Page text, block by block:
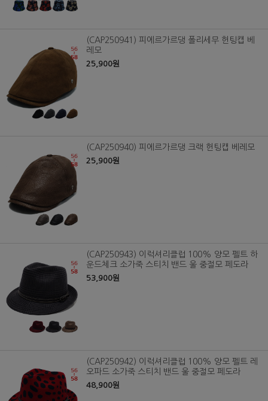
(CAP250941) 피에르가르댕 폴리세무 헌팅캡 베
레모
25,900원
(CAP250940) 피에르가르댕 크랙 헌팅캡 베레모
25,900원
(CAP250943) 이럭셔리클럽 100% 양모 펠트 하
운드체크 소가죽 스티치 밴드 울 중절모 페도라
53,900원
(CAP250942) 이럭셔리클럽 100% 양모 펠트 레
오파드 소가죽 스티치 밴드 울 중절모 페도라
48,900원